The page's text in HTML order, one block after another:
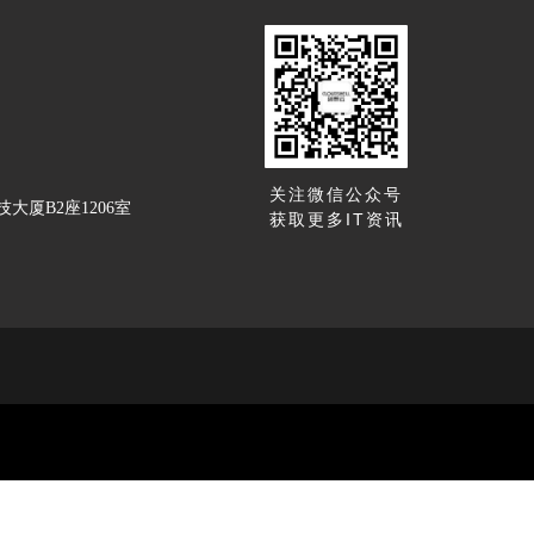
大厦B2座1206室
关注微信公众号
获取更多IT资讯